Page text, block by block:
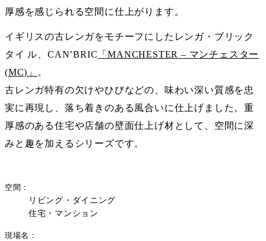
厚感を感じられる空間に仕上がります。
イギリスの古レンガをモチーフにしたレンガ・ブリック
タイ ル、CAN’BRIC 「MANCHESTER – マンチェスター
(MC)」
。
古レンガ特有の欠けやひびなどの、味わい深い質感を忠
実に再現し、落ち着きのある風合いに仕上げました。重
厚感のある住宅や店舗の壁面仕上げ材として、空間に深
みと趣を加えるシリーズです。
空間
リビング・ダイニング
住宅・マンション
現場名